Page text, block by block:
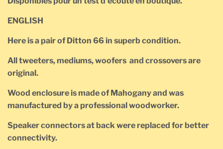
ENGLISH
Here is a pair of Ditton 66 in superb condition.
All tweeters, mediums, woofers and crossovers are
original.
Wood enclosure is made of Mahogany and was
manufactured by a professional woodworker.
Speaker connectors at back were replaced for better
connectivity.